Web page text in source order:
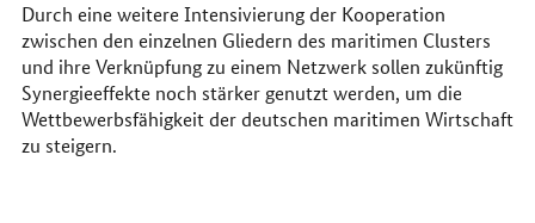
Durch eine weitere Intensivierung der Kooperation
zwischen den einzelnen Gliedern des maritimen Clusters
und ihre Verknüpfung zu einem Netzwerk sollen zukünftig
Synergieeffekte noch stärker genutzt werden, um die
Wettbewerbsfähigkeit der deutschen maritimen Wirtschaft
zu steigern.